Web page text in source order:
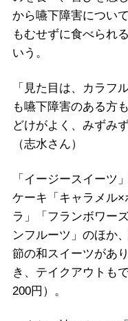
から嚥下障害につい
もむせずに食べられ
いう。
「見た目は、カラフ
も嚥下障害のある方
どけがよく、みずみ
（志水さん）
「イージースイーツ
ケーキ「キャラメル
ラ」「フランボワー
ンフルーツ」のほか
節の和スイーツがあ
き、テイクアウトも
200円）。